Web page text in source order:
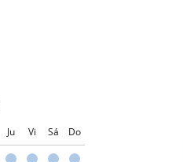
Ju Vi Sá Do